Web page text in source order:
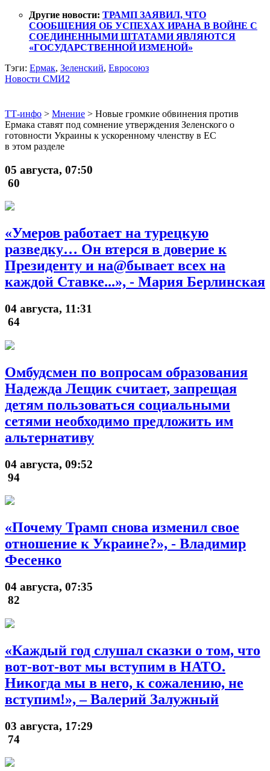
Другие новости: ТРАМП ЗАЯВИЛ, ЧТО
СООБЩЕНИЯ ОБ УСПЕХАХ ИРАНА В ВОЙНЕ С
СОЕДИНЕННЫМИ ШТАТАМИ ЯВЛЯЮТСЯ
«ГОСУДАРСТВЕННОЙ ИЗМЕНОЙ»
Тэги: Ермак, Зеленский, Евросоюз
Новости СМИ2
ТТ-инфо > Мнение > Новые громкие обвинения против
Ермака ставят под сомнение утверждения Зеленского о
готовности Украины к ускоренному членству в ЕС
в этом разделе
05 августа, 07:50
60
«Умеров работает на турецкую
разведку… Он втерся в доверие к
Президенту и на@бывает всех на
каждой Ставке...», - Мария Берлинская
04 августа, 11:31
64
Омбудсмен по вопросам образования
Надежда Лещик считает, запрещая
детям пользоваться социальными
сетями необходимо предложить им
альтернативу
04 августа, 09:52
94
«Почему Трамп снова изменил свое
отношение к Украине?», - Владимир
Фесенко
04 августа, 07:35
82
«Каждый год слушал сказки о том, что
вот-вот-вот мы вступим в НАТО.
Никогда мы в него, к сожалению, не
вступим!», – Валерий Залужный
03 августа, 17:29
74